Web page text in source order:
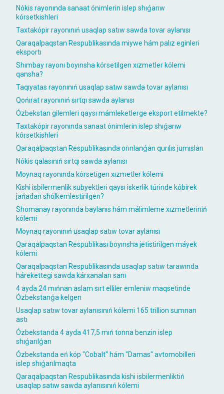
Nókis rayonında sanaat ónimlerin islep shıǵarıw
kórsetkishleri
Taxtakópir rayonınıń usaqlap satıw sawda tovar aylanısı
Qaraqalpaqstan Respublikasında miywe hám palız eginleri
eksportı
Shımbay rayonı boyınsha kórsetilgen xızmetler kólemi
qansha?
Taqıyatas rayonınıń usaqlap satıw sawda tovar aylanısı
Qońırat rayonınıń sırtqı sawda aylanısı
Ózbekstan gilemleri qaysı mámleketlerge eksport etilmekte?
Taxtakópir rayonında sanaat ónimlerin islep shıǵarıw
kórsetkishleri
Qaraqalpaqstan Respublikasında orınlanǵan qurılıs jumısları
Nókis qalasınıń sırtqı sawda aylanısı
Moynaq rayonında kórsetigen xızmetler kólemi
Kishi isbilermenlik subyektleri qaysı iskerlik túrinde kóbirek
jańadan shólkemlestirilgen?
Shomanay rayonında baylanıs hám málimleme xızmetleriniń
kólemi
Moynaq rayonınıń usaqlap satıw tovar aylanısı
Qaraqalpaqstan Respublikası boyınsha jetistirilgen máyek
kólemi
Qaraqalpaqstan Respublikasında usaqlap satıw tarawında
hárekettegi sawda kárxanaları sanı
4 ayda 24 mıńnan aslam sırt elliler emleniw maqsetinde
Ózbekstanǵa kelgen
Usaqlap satıw tovar aylanısınıń kólemi 165 trillion sumnan
astı
Ózbekstanda 4 ayda 417,5 mıń tonna benzin islep
shıǵarılǵan
Ózbekstanda eń kóp "Cobalt" hám "Damas" avtomobilleri
islep shıǵarılmaqta
Qaraqalpaqstan Respublikasında kishi isbilermenliktiń
usaqlap satıw sawda aylanısınıń kólemi